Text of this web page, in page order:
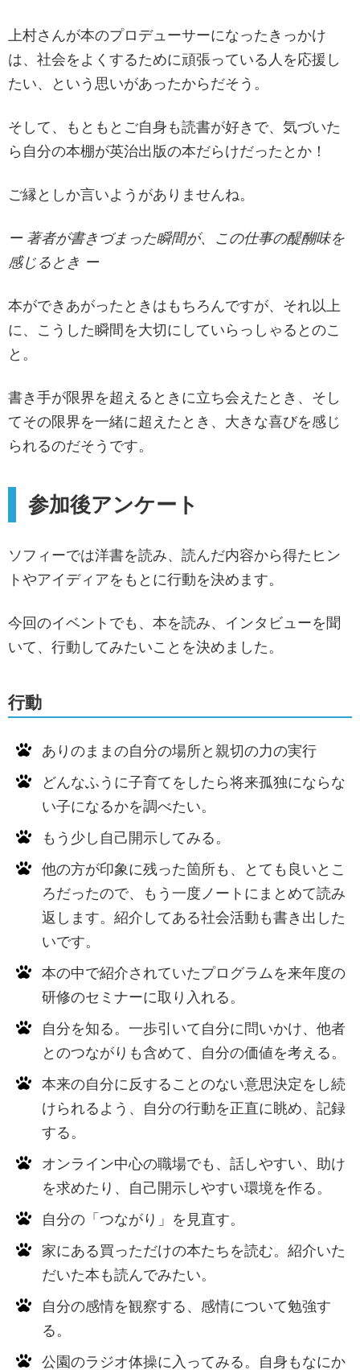
上村さんが本のプロデューサーになったきっかけ
は、社会をよくするために頑張っている人を応援し
たい、という思いがあったからだそう。
そして、もともとご自身も読書が好きで、気づいた
ら自分の本棚が英治出版の本だらけだったとか！
ご縁としか言いようがありませんね。
ー 著者が書きづまった瞬間が、この仕事の醍醐味を
感じるとき ー
本ができあがったときはもちろんですが、それ以上
に、こうした瞬間を大切にしていらっしゃるとのこ
と。
書き手が限界を超えるときに立ち会えたとき、そし
てその限界を一緒に超えたとき、大きな喜びを感じ
られるのだそうです。
参加後アンケート
ソフィーでは洋書を読み、読んだ内容から得たヒン
トやアイディアをもとに行動を決めます。
今回のイベントでも、本を読み、インタビューを聞
いて、行動してみたいことを決めました。
行動
ありのままの自分の場所と親切の力の実行
どんなふうに子育てをしたら将来孤独にならな
い子になるかを調べたい。
もう少し自己開示してみる。
他の方が印象に残った箇所も、とても良いとこ
ろだったので、もう一度ノートにまとめて読み
返します。紹介してある社会活動も書き出した
いです。
本の中で紹介されていたプログラムを来年度の
研修のセミナーに取り入れる。
自分を知る。一歩引いて自分に問いかけ、他者
とのつながりも含めて、自分の価値を考える。
本来の自分に反することのない意思決定をし続
けられるよう、自分の行動を正直に眺め、記録
する。
オンライン中心の職場でも、話しやすい、助け
を求めたり、自己開示しやすい環境を作る。
自分の「つながり」を見直す。
家にある買っただけの本たちを読む。紹介いた
だいた本も読んでみたい。
自分の感情を観察する、感情について勉強す
る。
公園のラジオ体操に入ってみる。自身もなにか